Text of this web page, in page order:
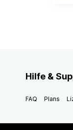
Hilfe &
FAQ Plans